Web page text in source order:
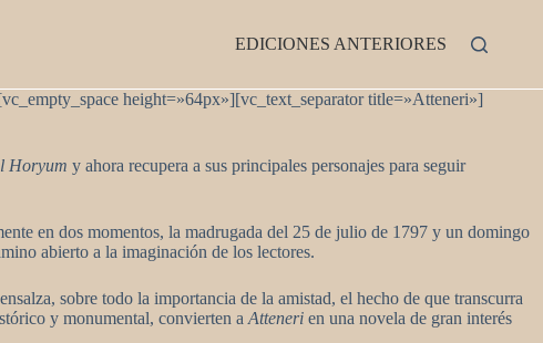
EDICIONES ANTERIORES
height=»64px»][vc_text_separator title=»Atteneri»]
Horyum y ahora recupera a sus principales personajes para seguir
en dos momentos, la madrugada del 25 de julio de 1797 y un domingo
abierto a la imaginación de los lectores.
sobre todo la importancia de la amistad, el hecho de que transcurra
y monumental, convierten a Atteneri en una novela de gran interés